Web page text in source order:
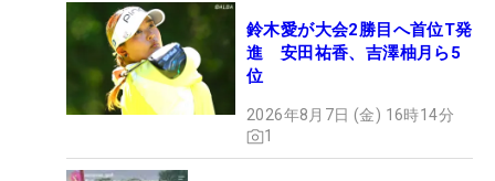
鈴木愛が大会2勝目へ首位T発
進 安田祐香、吉澤柚月ら5
位
2026年8月7日 (金) 16時14分
1